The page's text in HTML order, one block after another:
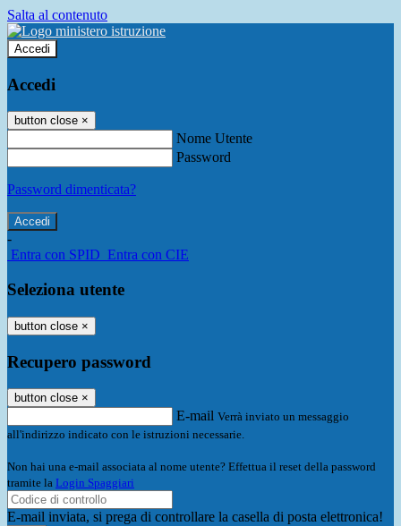
Salta al contenuto
Accedi
Accedi
button close ×
Nome Utente
Password
Password dimenticata?
-
Entra con SPID Entra con CIE
Seleziona utente
button close ×
Recupero password
button close ×
E-mail Verrà inviato un messaggio
all'indirizzo indicato con le istruzioni necessarie.
Non hai una e-mail associata al nome utente? Effettua il reset della password
tramite la Login Spaggiari
E-mail inviata, si prega di controllare la casella di posta elettronica!